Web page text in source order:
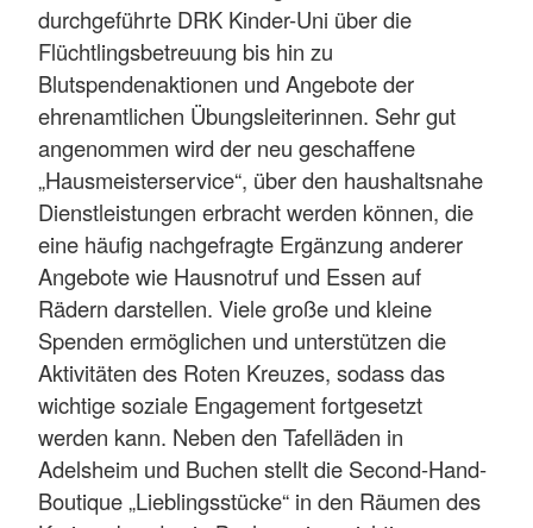
durchgeführte DRK Kinder-Uni über die
Flüchtlingsbetreuung bis hin zu
Blutspendenaktionen und Angebote der
ehrenamtlichen Übungsleiterinnen. Sehr gut
angenommen wird der neu geschaffene
„Hausmeisterservice“, über den haushaltsnahe
Dienstleistungen erbracht werden können, die
eine häufig nachgefragte Ergänzung anderer
Angebote wie Hausnotruf und Essen auf
Rädern darstellen. Viele große und kleine
Spenden ermöglichen und unterstützen die
Aktivitäten des Roten Kreuzes, sodass das
wichtige soziale Engagement fortgesetzt
werden kann. Neben den Tafelläden in
Adelsheim und Buchen stellt die Second-Hand-
Boutique „Lieblingsstücke“ in den Räumen des